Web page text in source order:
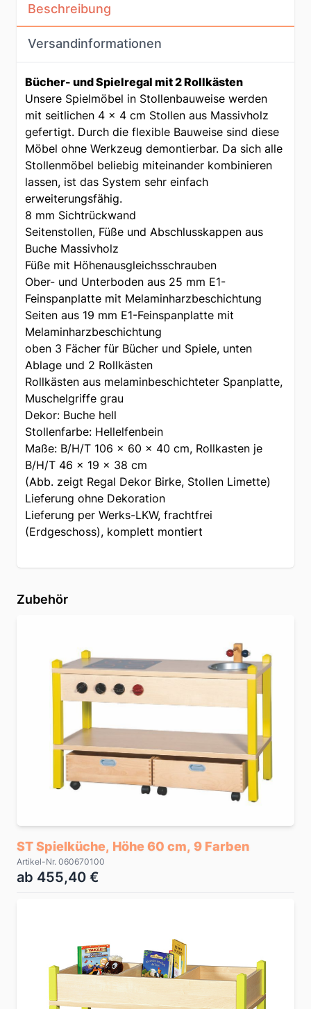
Beschreibung
Versandinformationen
Bücher- und Spielregal mit 2 Rollkästen
Unsere Spielmöbel in Stollenbauweise werden
mit seitlichen 4 x 4 cm Stollen aus Massivholz
gefertigt. Durch die flexible Bauweise sind diese
Möbel ohne Werkzeug demontierbar. Da sich alle
Stollenmöbel beliebig miteinander kombinieren
lassen, ist das System sehr einfach
erweiterungsfähig.
8 mm Sichtrückwand
Seitenstollen, Füße und Abschlusskappen aus
Buche Massivholz
Füße mit Höhenausgleichsschrauben
Ober- und Unterboden aus 25 mm E1-
Feinspanplatte mit Melaminharzbeschichtung
Seiten aus 19 mm E1-Feinspanplatte mit
Melaminharzbeschichtung
oben 3 Fächer für Bücher und Spiele, unten
Ablage und 2 Rollkästen
Rollkästen aus melaminbeschichteter Spanplatte,
Muschelgriffe grau
Dekor: Buche hell
Stollenfarbe: Hellelfenbein
Maße: B/H/T 106 x 60 x 40 cm, Rollkasten je
B/H/T 46 x 19 x 38 cm
(Abb. zeigt Regal Dekor Birke, Stollen Limette)
Lieferung ohne Dekoration
Lieferung per Werks-LKW, frachtfrei
(Erdgeschoss), komplett montiert
Zubehör
ST Spielküche, Höhe 60 cm, 9 Farben
Artikel-Nr. 060670100
ab 455,40 €